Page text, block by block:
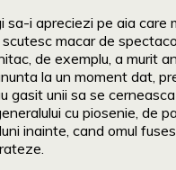
sa-i apreciezi pe aia care
macar de
de exemplu, a murit
la un moment dat,
gasit unii sa se
cu piosenie, de
inainte, cand omul